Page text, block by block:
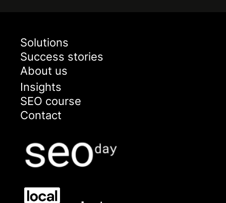
Solutions
Success stories
About us
Insights
SEO course
Contact